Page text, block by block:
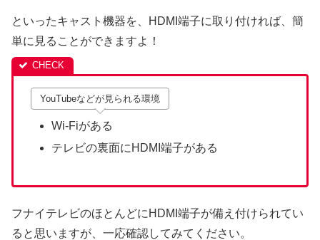
といったキャスト機器を、HDMI端子に取り付ければ、簡
単に見ることができますよ！
YouTubeなどが見られる環境
Wi-Fiがある
テレビの裏面にHDMI端子がある
フナイテレビのほとんどにHDMI端子が備え付けられてい
ると思いますが、一応確認してみてください。